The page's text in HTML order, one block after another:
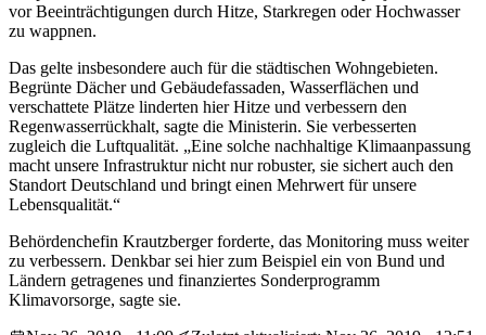
vor Beeinträchtigungen durch Hitze, Starkregen oder Hochwasser
zu wappnen.
Das gelte insbesondere auch für die städtischen Wohngebieten.
Begrünte Dächer und Gebäudefassaden, Wasserflächen und
verschattete Plätze linderten hier Hitze und verbessern den
Regenwasserrückhalt, sagte die Ministerin. Sie verbesserten
zugleich die Luftqualität. „Eine solche nachhaltige Klimaanpassung
macht unsere Infrastruktur nicht nur robuster, sie sichert auch den
Standort Deutschland und bringt einen Mehrwert für unsere
Lebensqualität.“
Behördenchefin Krautzberger forderte, das Monitoring muss weiter
zu verbessern. Denkbar sei hier zum Beispiel ein von Bund und
Ländern getragenes und finanziertes Sonderprogramm
Klimavorsorge, sagte sie.